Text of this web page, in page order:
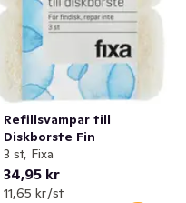
Refillsvampar till
Diskborste Fin
3 st, Fixa
34,95 kr
11,65 kr /st